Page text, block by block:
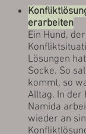
erarbeiten
Ein Hund,
Lösungen
Socke. So
kommt, so
Alltag. In der
Namida
wieder an